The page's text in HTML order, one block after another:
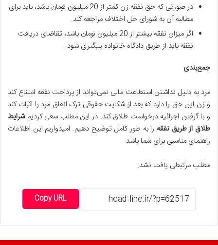
در صورتی که حق نفقه زن کمتر از 20 میلیون تومان باشد، باید برای
مطالبه آن به شورای حل اختلاف مراجعه کند.
اگر میزان نفقه بیشتر از 20 میلیون تومان باشد، تقاضای دریافت
نفقه باید از طریق دادگاه خانواده پیگیری شود.
جمع‌بندی
مرد به دلیل نداشتن استطاعت مالی نمی‌تواند از پرداخت نفقه امتناع کند
و زن این حق را دارد که بعد از شکایت حقوقی ترک انفاق مرد را اثبات کند
و با گرفتن اجرائیه درخواست طلاق کند. در این مطلب سعی کردیمشرایط
طلاق از طریق نفقه را به طور کامل توضیح دهیم. امیدواریم این اطلاعات
راهنمای مناسبی برای شما باشد.
مطلب مرتبطی یافت نشد.
Copy URL